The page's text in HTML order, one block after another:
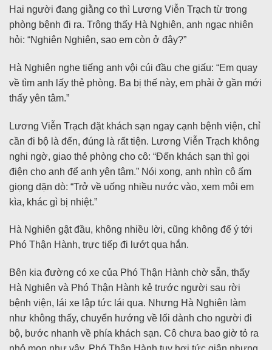
Hai người đang giằng co thì Lương Viễn Trạch từ trong
phòng bệnh đi ra. Trông thấy Hà Nghiên, anh ngạc nhiên
hỏi: “Nghiên Nghiên, sao em còn ở đây?”
Hà Nghiên nghe tiếng anh vội cúi đầu che giấu: “Em quay
về tìm anh lấy thẻ phòng. Ba bị thế này, em phải ở gần mới
thấy yên tâm.”
Lương Viễn Trạch đặt khách sạn ngay cạnh bệnh viện, chỉ
cần đi bộ là đến, đúng là rất tiện. Lương Viễn Trạch không
nghi ngờ, giao thẻ phòng cho cô: “Đến khách sạn thì gọi
điện cho anh để anh yên tâm.” Nói xong, anh nhìn cô ấm
giọng dặn dò: “Trở về uống nhiều nước vào, xem môi em
kìa, khác gì bị nhiệt.”
Hà Nghiên gật đầu, không nhiều lời, cũng không để ý tới
Phó Thận Hành, trực tiếp đi lướt qua hắn.
Bên kia đường có xe của Phó Thận Hành chờ sẵn, thấy
Hà Nghiên và Phó Thận Hành kẻ trước người sau rời
bệnh viện, lái xe lập tức lái qua. Nhưng Hà Nghiên làm
như không thấy, chuyển hướng về lối dành cho người đi
bộ, bước nhanh về phía khách sạn. Cô chưa bao giờ tỏ ra